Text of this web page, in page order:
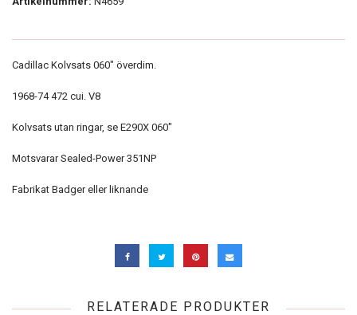
Cadillac Kolvsats 060" överdim.
1968-74 472 cui. V8
Kolvsats utan ringar, se E290X 060"
Motsvarar Sealed-Power 351NP
Fabrikat Badger eller liknande
RELATERADE PRODUKTER